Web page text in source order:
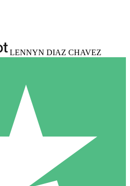
LENNYN DIAZ CHAVEZ